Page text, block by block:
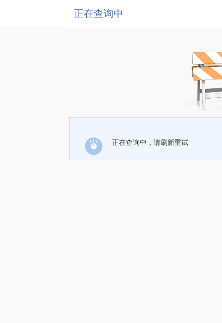
正在查询中
正在查询中，请刷新重试